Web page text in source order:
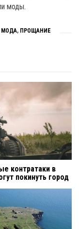
моды.
МОДА, ПРОЩАНИЕ
контратаки в
покинуть город